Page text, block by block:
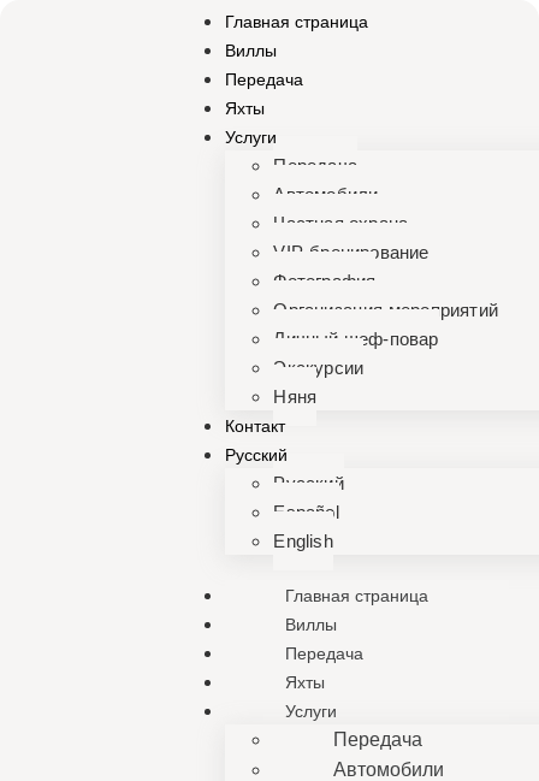
Главная страница
Виллы
Передача
Яхты
Услуги
Передача
Автомобили
Частная охрана
VIP-бронирование
Фотография
Организация мероприятий
Личный шеф-повар
Экскурсии
Няня
Контакт
Русский
Русский
Español
English
Главная страница
Виллы
Передача
Яхты
Услуги
Передача
Автомобили